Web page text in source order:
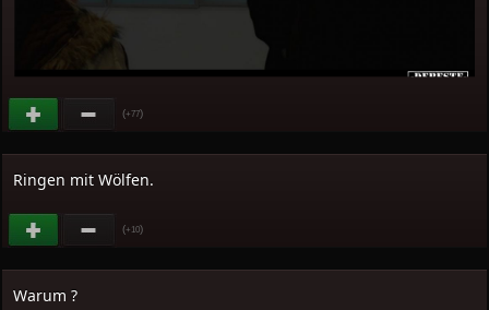
(+77)
Ringen mit Wölfen.
(+10)
Warum ?